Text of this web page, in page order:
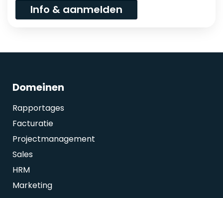
Info & aanmelden
Domeinen
Rapportages
Facturatie
Projectmanagement
Sales
HRM
Marketing